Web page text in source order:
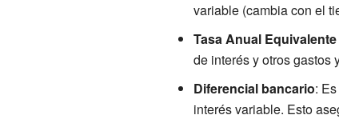
variable (cambia con el
Tasa Anual Equivalente
de interés y otros gastos
Diferencial bancario:
interés variable. Esto